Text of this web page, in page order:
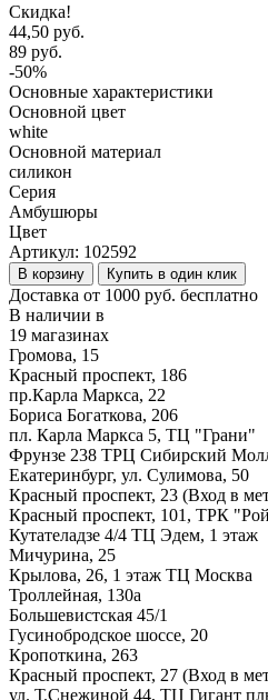
Скидка!
44,50 руб.
89 руб.
-50%
Основные характеристики
Основной цвет
white
Основной материал
силикон
Серия
Амбушюры
Цвет
Артикул: 102592
В корзину Купить в один клик
Доставка от 1000 руб. бесплатно
В наличии в
19 магазинах
Громова, 15
Красный проспект, 186
пр.Карла Маркса, 22
Бориса Богаткова, 206
пл. Карла Маркса 5, ТЦ "Грани"
Фрунзе 238 ТРЦ Сибирский
Екатеринбург, ул. Сулимова, 50
Красный проспект, 23 (Вход в
Красный проспект, 101, ТРК
Кутателадзе 4/4 ТЦ Эдем, 1 этаж
Мичурина, 25
Крылова, 26, 1 этаж ТЦ Москва
Троллейная, 130а
Большевистская 45/1
Гусинобродское шоссе, 20
Кропоткина, 263
Красный проспект, 27 (Вход в
ул. Т.Снежиной 44, ТЦ Гигант